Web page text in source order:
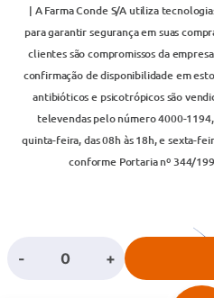
- +
| A Farma Conde S/A utiliza
para garantir segurança em suas
clientes são compromissos da
confirmação de disponibilidade em
antibióticos e psicotrópicos são
televendas pelo número 4000-
quinta-feira, das 08h às 18h, e sexta-
conforme Portaria nº 344/